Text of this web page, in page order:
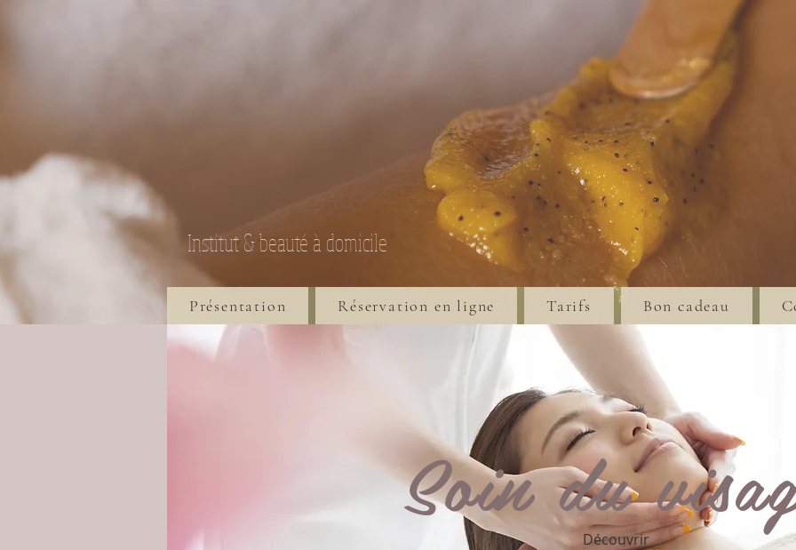
Institut & beauté à domicile
Présentation Réservation en ligne Tarifs Bon cadeau
Soin du
Découvrir